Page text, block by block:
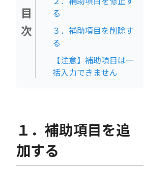
目
次
る
３．補助項目を削除す
る
【注意】補助項目は一
括入力できません
１．補助項目を追
加する